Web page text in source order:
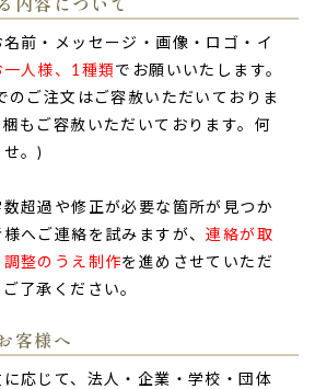
前・メッセージ・画像・ロゴ・イ
一人様、1種類 でお願いいたします。
のご注文はご容赦いただいておりま
もご容赦いただいております。何
。)
超過や修正が必要な箇所が見つか
へご連絡を試みますが、連絡が取
整のうえ制作を進めさせていただ
了承ください。
客様へ
応じて、法人・企業・学校・団体